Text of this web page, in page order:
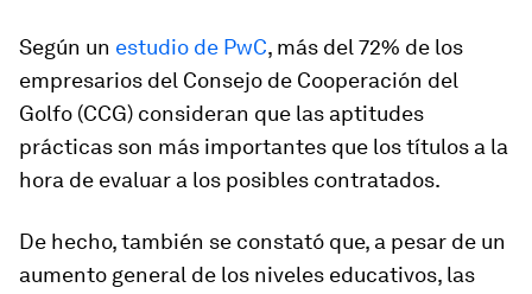
Según un estudio de PwC, más del 72% de los
empresarios del Consejo de Cooperación del
Golfo (CCG) consideran que las aptitudes
prácticas son más importantes que los títulos a la
hora de evaluar a los posibles contratados.
De hecho, también se constató que, a pesar de un
aumento general de los niveles educativos, las